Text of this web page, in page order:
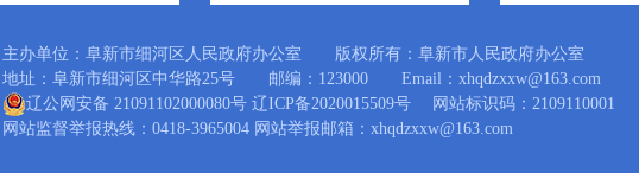
主办单位：阜新市细河区人民政府办公室 版权所有：阜新市人民政府办公室
地址：阜新市细河区中华路25号 邮编：123000 Email：xhqdzxxw@163.com
辽公网安备 21091102000080号 辽ICP备2020015509号 网站标识码：2109110001
网站监督举报热线：0418-3965004 网站举报邮箱：xhqdzxxw@163.com